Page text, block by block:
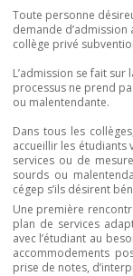
Toute personne
demande d’admission
collège privé
L’admission se fait
processus ne prend
ou malentendante.
Dans tous les
accueillir les
services ou de
sourds ou
cégep s’ils désirent
Une première
plan de services
avec l’étudiant au
accommodements
prise de notes,